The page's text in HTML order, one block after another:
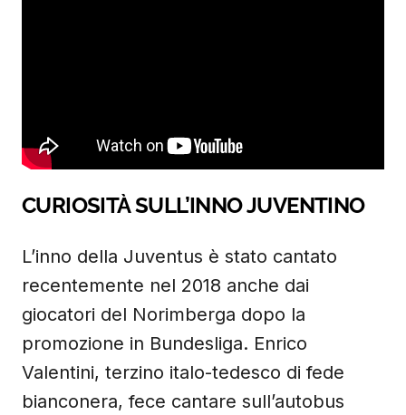
CURIOSITÀ SULL’INNO JUVENTINO
L’inno della Juventus è stato cantato
recentemente nel 2018 anche dai
giocatori del Norimberga dopo la
promozione in Bundesliga. Enrico
Valentini, terzino italo-tedesco di fede
bianconera, fece cantare sull’autobus